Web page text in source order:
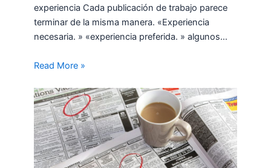
experiencia Cada publicación de trabajo parece
terminar de la misma manera. «Experiencia
necesaria. » «experiencia preferida. » algunos…
Read More »